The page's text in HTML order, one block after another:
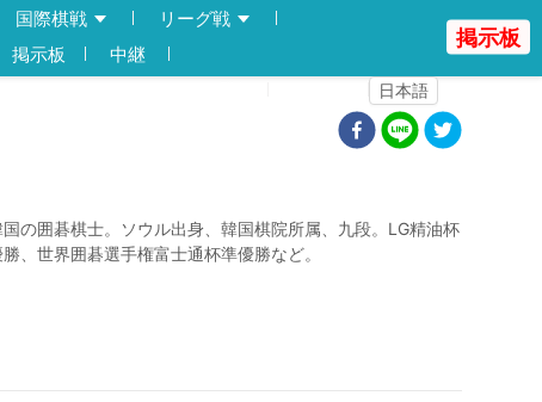
国際棋戦
リーグ戦
掲示板
中継
日本語
掲示板
の囲碁棋士。ソウル出身、韓国棋院所属、九段。LG精油杯
、世界囲碁選手権富士通杯準優勝など。